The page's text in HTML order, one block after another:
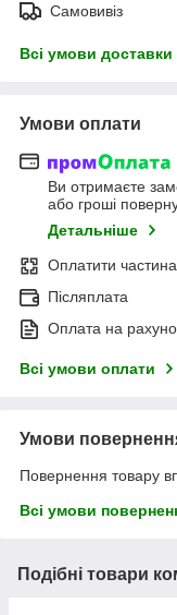
Самовивіз
Всі умови доставки
Умови оплати
Ви отримаєте
або гроші
Детальніше
Оплатити
Післяплата
Оплата на
Всі умови оплати
Умови
Повернення товару
Всі умови
Подібні товари